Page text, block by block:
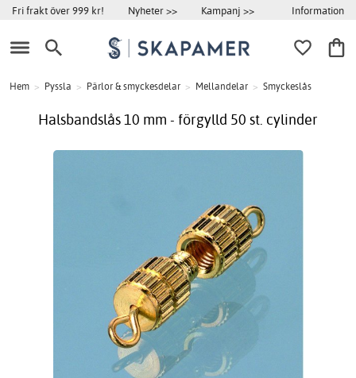
Fri frakt över 999 kr! Nyheter >> Kampanj >> Information
Hem > Pyssla > Pärlor & smyckesdelar > Mellandelar > Smyckeslås
Halsbandslås 10 mm - förgylld 50 st. cylinder